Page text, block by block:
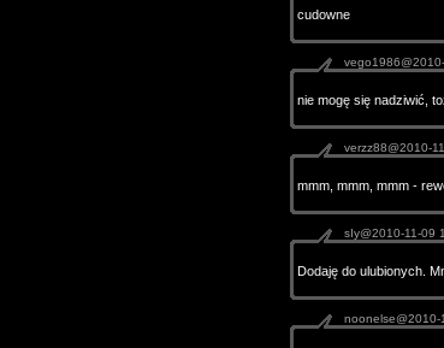
cudowne
nie mogę się nadziwić,
verzz88@2010-
mmm, mmm, mmm -
sIy@2010-11-09
Dodaję do ulubionych.
noonelse@2010-